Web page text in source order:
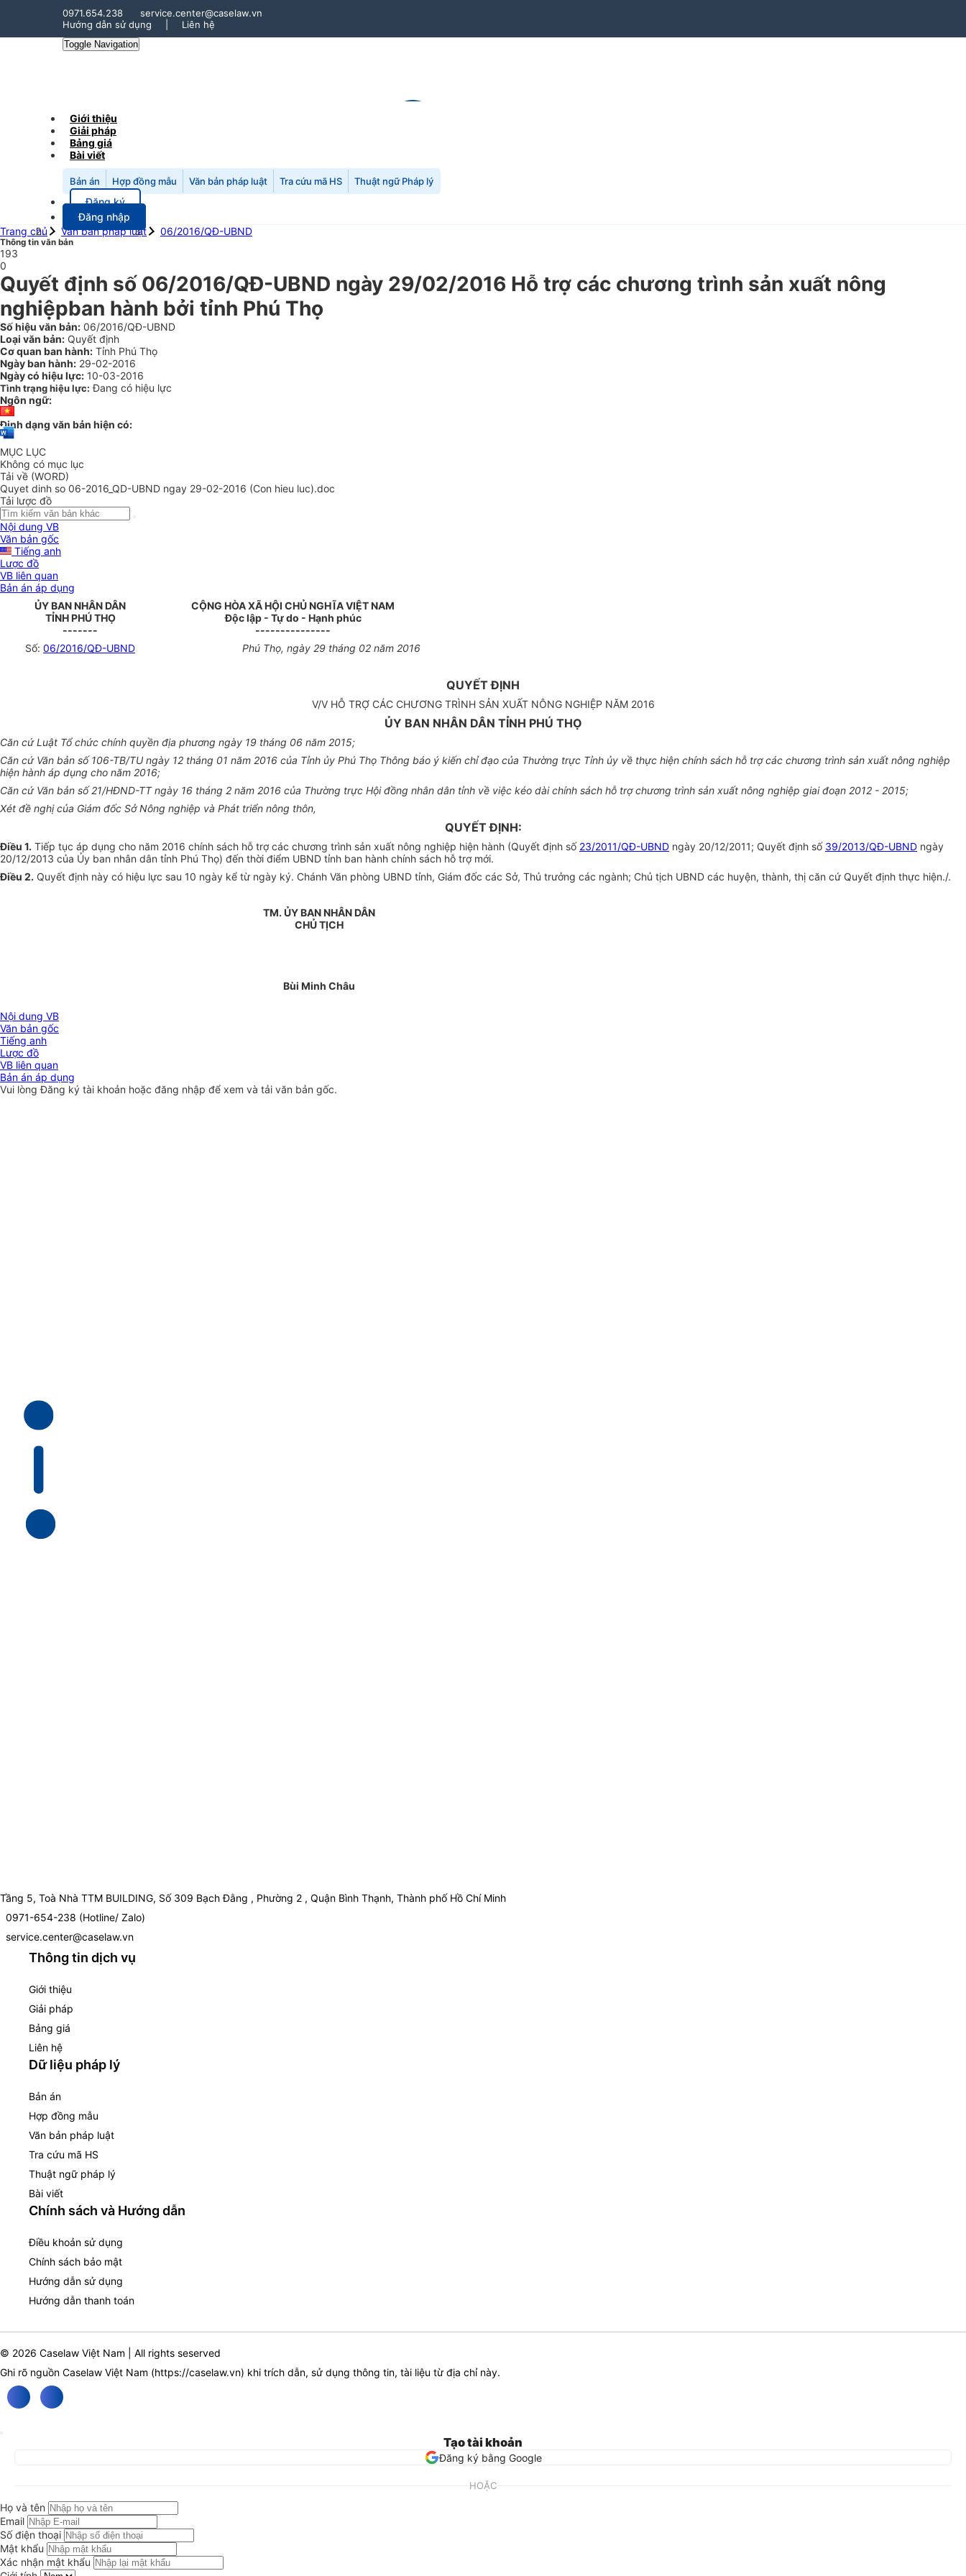
0971.654.238
service.center@caselaw.vn
Hướng dẫn sử dụng
Liên hệ
Toggle Navigation
Giới thiệu
Giải pháp
Bảng giá
Bài viết
Bản án Hợp đồng mẫu Văn bản pháp luật Tra cứu mã HS Thuật ngữ Pháp lý
Đăng ký
Đăng nhập
Trang chủ
Văn bản pháp luật 06/2016/QĐ-UBND
Thông tin văn bản
193
0
Quyết định số 06/2016/QĐ-UBND ngày 29/02/2016 Hỗ trợ các chương trình sản xuất nông
nghiệpban hành bởi tỉnh Phú Thọ
Số hiệu văn bản: 06/2016/QĐ-UBND
Loại văn bản: Quyết định
Cơ quan ban hành: Tỉnh Phú Thọ
Ngày ban hành: 29-02-2016
Ngày có hiệu lực: 10-03-2016
Tình trạng hiệu lực: Đang có hiệu lực
Ngôn ngữ:
Định dạng văn bản hiện có:
MỤC LỤC
Không có mục lục
Tải về (WORD)
Quyet dinh so 06-2016_QD-UBND ngay 29-02-2016 (Con hieu luc).doc
Tải lược đồ
Nội dung VB
Văn bản gốc
Tiếng anh
Lược đồ
VB liên quan
Bản án áp dụng
ỦY BAN NHÂN DÂN
TỈNH PHÚ THỌ
-------
CỘNG HÒA XÃ HỘI CHỦ NGHĨA VIỆT NAM
Độc lập - Tự do - Hạnh phúc
---------------
Số: 06/2016/QĐ-UBND Phú Thọ, ngày 29 tháng 02 năm 2016
QUYẾT ĐỊNH
V/V HỖ TRỢ CÁC CHƯƠNG TRÌNH SẢN XUẤT NÔNG NGHIỆP NĂM 2016
ỦY BAN NHÂN DÂN TỈNH PHÚ THỌ
Căn cứ Luật Tổ chức chính quyền địa phương ngày 19 tháng 06 năm 2015;
Căn cứ Văn bản số 106-TB/TU ngày 12 tháng 01 năm 2016 của Tỉnh ủy Phú Thọ Thông báo ý kiến chỉ đạo của Thường trực Tỉnh ủy về thực hiện chính sách hỗ trợ các chương trình sản xuất nông nghiệp
hiện hành áp dụng cho năm 2016;
Căn cứ Văn bản số 21/HĐND-TT ngày 16 tháng 2 năm 2016 của Thường trực Hội đồng nhân dân tỉnh về việc kéo dài chính sách hỗ trợ chương trình sản xuất nông nghiệp giai đoạn 2012 - 2015;
Xét đề nghị của Giám đốc Sở Nông nghiệp và Phát triển nông thôn,
QUYẾT ĐỊNH:
Điều 1. Tiếp tục áp dụng cho năm 2016 chính sách hỗ trợ các chương trình sản xuất nông nghiệp hiện hành (Quyết định số 23/2011/QĐ-UBND ngày 20/12/2011; Quyết định số 39/2013/QĐ-UBND ngày
20/12/2013 của Ủy ban nhân dân tỉnh Phú Thọ) đến thời điểm UBND tỉnh ban hành chính sách hỗ trợ mới.
Điều 2. Quyết định này có hiệu lực sau 10 ngày kể từ ngày ký. Chánh Văn phòng UBND tỉnh, Giám đốc các Sở, Thủ trưởng các ngành; Chủ tịch UBND các huyện, thành, thị căn cứ Quyết định thực hiện./.
TM. ỦY BAN NHÂN DÂN
CHỦ TỊCH
Bùi Minh Châu
Nội dung VB
Văn bản gốc
Tiếng anh
Lược đồ
VB liên quan
Bản án áp dụng
Vui lòngĐăng ký tài khoản hoặc đăng nhập để xem và tải văn bản gốc.
Tầng 5, Toà Nhà TTM BUILDING, Số 309 Bạch Đằng , Phường 2 , Quận Bình Thạnh, Thành phố Hồ Chí Minh
0971-654-238 (Hotline/ Zalo)
service.center@caselaw.vn
Thông tin dịch vụ
Giới thiệu
Giải pháp
Bảng giá
Liên hệ
Dữ liệu pháp lý
Bản án
Hợp đồng mẫu
Văn bản pháp luật
Tra cứu mã HS
Thuật ngữ pháp lý
Bài viết
Chính sách và Hướng dẫn
Điều khoản sử dụng
Chính sách bảo mật
Hướng dẫn sử dụng
Hướng dẫn thanh toán
© 2026 Caselaw Việt Nam | All rights seserved
Ghi rõ nguồn Caselaw Việt Nam (https://caselaw.vn) khi trích dẫn, sử dụng thông tin, tài liệu từ địa chỉ này.
Tạo tài khoản
Đăng ký bằng Google
HOẶC
Họ và tên
Email
Số điện thoại
Mật khẩu
Xác nhận mật khẩu